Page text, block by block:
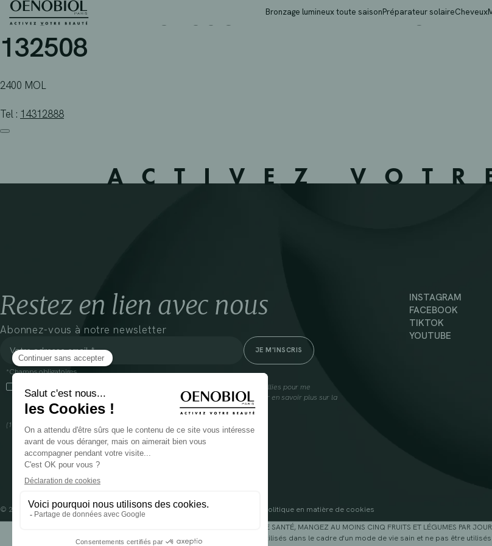
Skip
Bronzage lumineux toute saisonPréparateur solaireCheveux
APOTHEEK RUYSSCHAERT NV – MOL –
132508
2400 MOL
Tel : 14312888
ACTIVEZ
Restez en lien avec nous
Abonnez-vous à notre newsletter
*Champs obligatoires
En cliquant sur cette case, j’accepte que Cooper(1) traite les données recueillies pour me
communiquer des informations commerciales sur ses produits et offres. Pour en savoir plus sur la
gestion de vos données et vos droits, rendez-vousici
(1) Coopération pharmaceutique Française, RCS Melun 399 227 636
INSTAGRAM
FACEBOOK
TIKTOK
YOUTUBE
© 2024 OENOBIOL PARISMentions légalesConditions Générales d’Utilisation
Politique en matière de cookies
POUR VOTRE SANTÉ, MANGEZ AU MOINS CINQ FRUITS ET LÉGUMES PAR
Les complément alimentaires doivent être utilisés dans le cadre d'un mode de vie sain et ne pas être